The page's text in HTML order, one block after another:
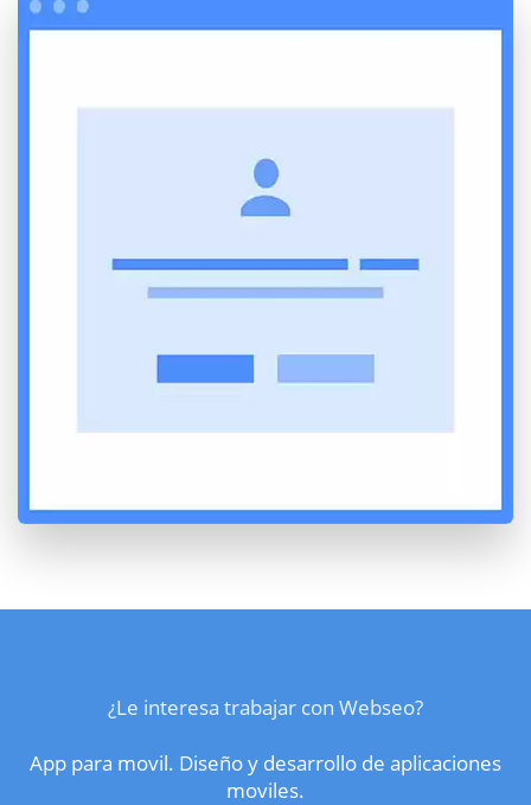
¿Le interesa trabajar con Webseo?
App para movil. Diseño y desarrollo de aplicaciones
moviles.